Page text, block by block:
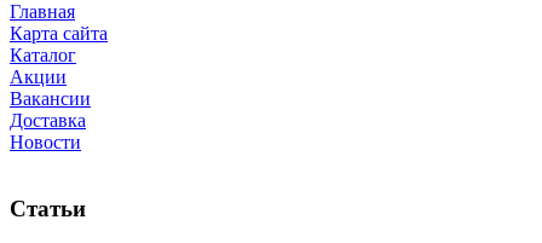
Главная
Карта сайта
Каталог
Акции
Вакансии
Доставка
Новости
Статьи